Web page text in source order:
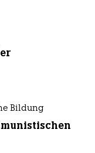
Bildung